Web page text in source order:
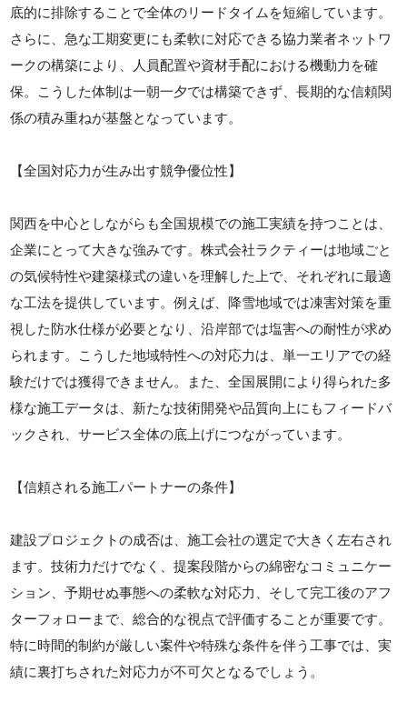
底的に排除することで全体のリードタイムを短縮しています。
さらに、急な工期変更にも柔軟に対応できる協力業者ネットワ
ークの構築により、人員配置や資材手配における機動力を確
保。こうした体制は一朝一夕では構築できず、長期的な信頼関
係の積み重ねが基盤となっています。
【全国対応力が生み出す競争優位性】
関西を中心としながらも全国規模での施工実績を持つことは、
企業にとって大きな強みです。株式会社ラクティーは地域ごと
の気候特性や建築様式の違いを理解した上で、それぞれに最適
な工法を提供しています。例えば、降雪地域では凍害対策を重
視した防水仕様が必要となり、沿岸部では塩害への耐性が求め
られます。こうした地域特性への対応力は、単一エリアでの経
験だけでは獲得できません。また、全国展開により得られた多
様な施工データは、新たな技術開発や品質向上にもフィードバ
ックされ、サービス全体の底上げにつながっています。
【信頼される施工パートナーの条件】
建設プロジェクトの成否は、施工会社の選定で大きく左右され
ます。技術力だけでなく、提案段階からの綿密なコミュニケー
ション、予期せぬ事態への柔軟な対応力、そして完工後のアフ
ターフォローまで、総合的な視点で評価することが重要です。
特に時間的制約が厳しい案件や特殊な条件を伴う工事では、実
績に裏打ちされた対応力が不可欠となるでしょう。